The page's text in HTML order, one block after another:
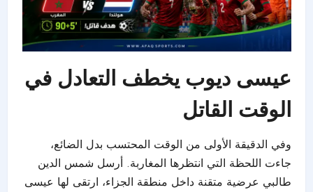
عيسى ديوب يخطف التعادل في
الوقت القاتل
وفي الدقيقة الأولى من الوقت المحتسب بدل الضائع،
جاءت اللحظة التي انتظرها المغاربة. أرسل شمس الدين
طالبي عرضية متقنة داخل منطقة الجزاء، ارتقى لها عيسى